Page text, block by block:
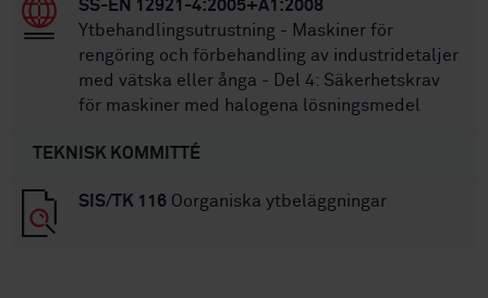
SS-EN 12921-4:2005+A1:2008
Ytbehandlingsutrustning - Maskiner för
rengöring och förbehandling av industridetaljer
med vätska eller ånga - Del 4: Säkerhetskrav
för maskiner med halogena lösningsmedel
TEKNISK KOMMITTÉ
SIS/TK 116 Oorganiska ytbeläggningar